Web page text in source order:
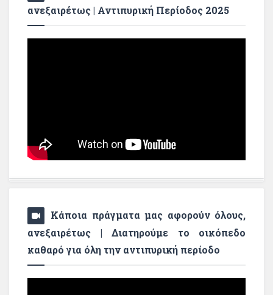
ανεξαιρέτως | Αντιπυρική Περίοδος 2025
Κάποια πράγματα μας αφορούν όλους,
ανεξαιρέτως | Διατηρούμε το οικόπεδο
καθαρό για όλη την αντιπυρική περίοδο